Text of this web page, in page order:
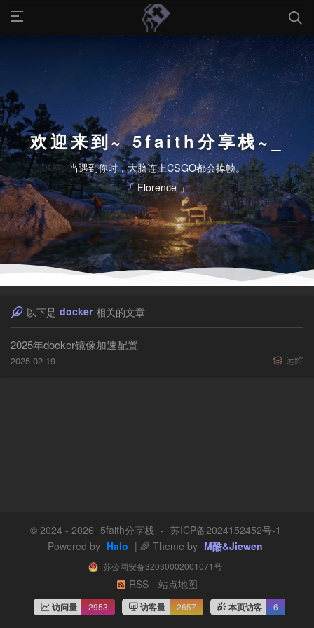
欢迎来到~ 5faith分享栈~
当遇到你时，大脑连上CSGO都会掉帧。
「 Florence 」
以下是 docker 相关的文章
2025年docker镜像加速配置
2025-02-19 运维
© 2024 - 2026 5faith分享栈 - 苏ICP备2024152452号-1
Powered by Halo | 🌈 Theme by M酷&Jiewen
苏公网安备32030002001071号
RSS 站点地图
访问量 2953 访客量 2657 本页访客 6